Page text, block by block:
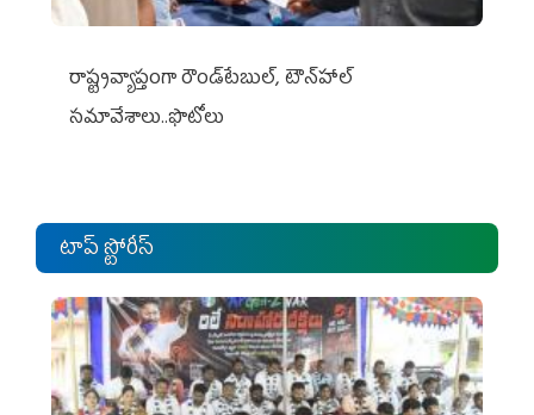
రాష్ట్రవ్యాప్తంగా రౌండ్‌టేబుల్‌, టౌన్‌హాల్‌
సమావేశాలు..ఫొటోలు
టాప్ స్టోరీస్